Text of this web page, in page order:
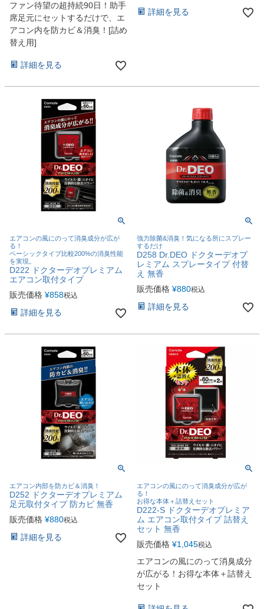
ファン待望の超持続90日！助手
席足元にセットするだけで、エ
アコン内を防カビ＆消臭！[詰め
替え用]
詳細を見る
詳細を見る
エアコンの風にのって消臭成分が広が
る！
ベーシックタイプ比較200%の消臭性能
を実現。
D222 ドクターデオプレミアム
エアコン取付タイプ
販売価格 ¥858税込
詳細を見る
強力除菌&消臭！気になる所にスプレー
するだけ
D258 Dr.DEO ドクターデオプ
レミアム スプレータイプ 付替
え 無香
販売価格 ¥880税込
詳細を見る
エアコン内部を防カビ＆消臭！
D252 ドクターデオプレミアム
足元取付タイプ 防カビ 無香
販売価格 ¥880税込
詳細を見る
エアコンの風にのって消臭成分が広が
る！
お得な本体＋詰替えセット
D222-S ドクターデオプレミア
ム エアコン取付タイプ 詰替え
セット 無香
販売価格 ¥1,045税込
エアコンの風にのって消臭成分
が広がる！お得な本体＋詰替え
セット